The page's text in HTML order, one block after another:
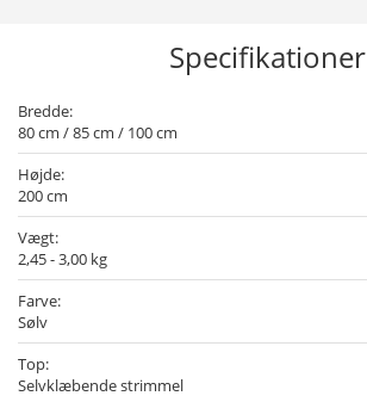
Specifikationer
Bredde:
80 cm / 85 cm / 100 cm
Højde:
200 cm
Vægt:
2,45 - 3,00 kg
Farve:
Sølv
Top:
Selvklæbende strimmel